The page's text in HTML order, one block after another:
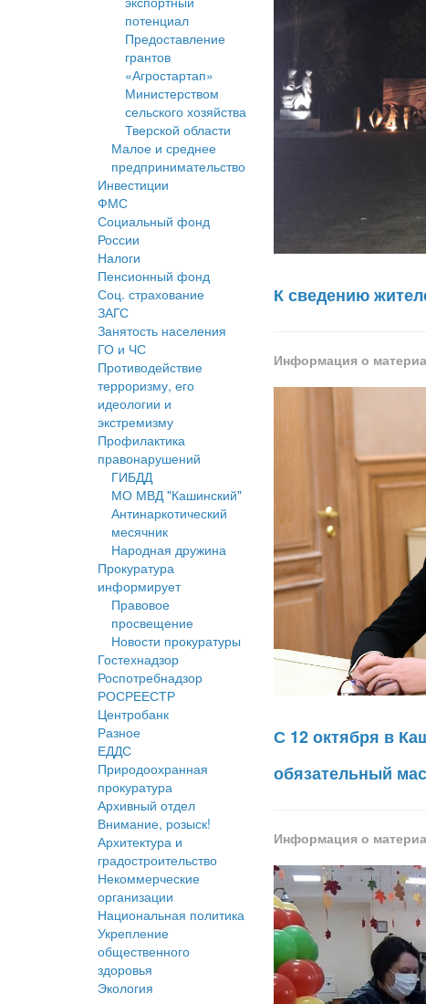
потенциал
Предоставление
грантов
«Агростартап»
Министерством
сельского хозяйства
Тверской области
Малое и среднее
предпринимательство
Инвестиции
ФМС
Социальный фонд
России
Налоги
Пенсионный фонд
Соц. страхование
ЗАГС
Занятость населения
ГО и ЧС
Противодействие
терроризму, его
идеологии и
экстремизму
Профилактика
правонарушений
ГИБДД
МО МВД "Кашинский"
Антинаркотический
месячник
Народная дружина
Прокуратура
информирует
Правовое
просвещение
Новости прокуратуры
Гостехнадзор
Роспотребнадзор
РОСРЕЕСТР
Центробанк
Разное
ЕДДС
Природоохранная
прокуратура
Архивный отдел
Внимание, розыск!
Архитектура и
градостроительство
Некоммерческие
организации
Национальная политика
Укрепление
общественного
здоровья
Экология
К сведению
Информация о
С 12 октября в
обязательный
Информация о